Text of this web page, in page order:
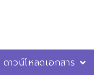
ดาวน์โหลดเอกสาร